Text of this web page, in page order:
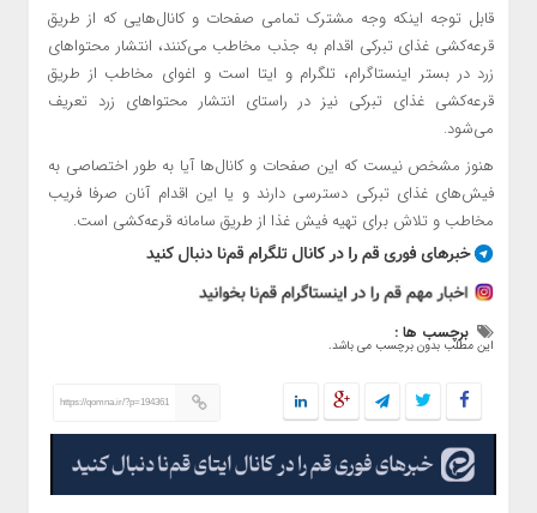
قابل توجه اینکه وجه مشترک تمامی صفحات و کانال‌هایی که از طریق
قرعه‌کشی غذای تبرکی اقدام به جذب مخاطب می‌کنند، انتشار محتواهای
زرد در بستر اینستاگرام، تلگرام و ایتا است و اغوای مخاطب از طریق
قرعه‌کشی غذای تبرکی نیز در راستای انتشار محتواهای زرد تعریف
می‌شود.
هنوز مشخص نیست که این صفحات و کانال‌ها آیا به طور اختصاصی به
فیش‌های غذای تبرکی دسترسی دارند و یا این اقدام آنان صرفا فریب
مخاطب و تلاش برای تهیه فیش‌ غذا از طریق سامانه قرعه‌کشی است.
برچسب ها :
این مطلب بدون برچسب می باشد.
https://qomna.ir/?p=194361